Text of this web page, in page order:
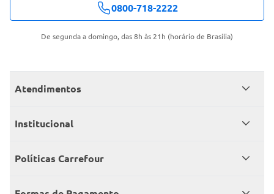
0800-718-2222
De segunda a domingo, das 8h às 21h (horário de Brasília)
Atendimentos
Meus pedidos
Consumidor.gov
Institucional
Grupo Carrefour Brasil
Políticas Carrefour
Políticas de entregas